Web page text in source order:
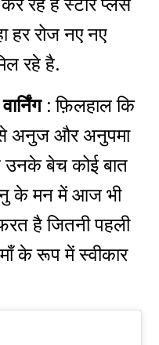
हर रोज नए नए
रहे है.
:फ़िलहाल कि
अनुज और अनुपमा
उनके बेच कोई बात
अनु के मन में आज भी
है जितनी पहली
के रूप में स्वीकार